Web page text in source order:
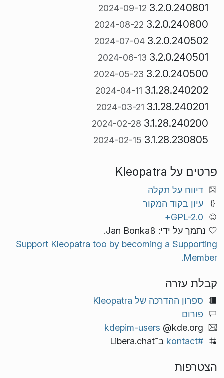
3.2.0.240801
2024-09-12
3.2.0.240800
2024-08-22
3.2.0.240502
2024-07-04
3.2.0.240501
2024-06-13
3.2.0.240500
2024-05-23
3.1.28.240202
2024-04-11
3.1.28.240201
2024-03-21
3.1.28.240200
2024-02-28
3.1.28.230805
2024-02-15
פרטים על Kleopatra
דיווח על תקלה
עיון בקוד המקור
GPL-2.0+
נתמך על ידי: Jan Bonkaß.
Support Kleopatra too by becoming a Supporting
Member.
קבלת עזרה
ספרון ההדרכה של Kleopatra
פורום
kdepim-users @kde.org
#kontact
ב־Libera.chat
הצטרפות